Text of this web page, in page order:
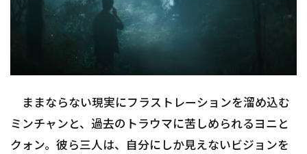
ままならない現実にフラストレーションを溜め込む
ミンチャンと、過去のトラウマに苦しめられるヨニと
クォン。彼ら三人は、自分にしか見えないビジョンを